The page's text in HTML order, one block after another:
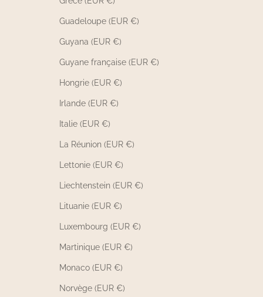
Guadeloupe (EUR €)
Guyana (EUR €)
Guyane française (EUR €)
Hongrie (EUR €)
Irlande (EUR €)
Italie (EUR €)
La Réunion (EUR €)
Lettonie (EUR €)
Liechtenstein (EUR €)
Lituanie (EUR €)
Luxembourg (EUR €)
Martinique (EUR €)
Monaco (EUR €)
Norvège (EUR €)